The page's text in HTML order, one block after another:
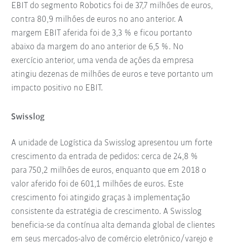
EBIT do segmento Robotics foi de 37,7 milhões de euros,
contra 80,9 milhões de euros no ano anterior. A
margem EBIT aferida foi de 3,3 % e ficou portanto
abaixo da margem do ano anterior de 6,5 %. No
exercício anterior, uma venda de ações da empresa
atingiu dezenas de milhões de euros e teve portanto um
impacto positivo no EBIT.
Swisslog
A unidade de Logística da Swisslog apresentou um forte
crescimento da entrada de pedidos: cerca de 24,8 %
para 750,2 milhões de euros, enquanto que em 2018 o
valor aferido foi de 601,1 milhões de euros. Este
crescimento foi atingido graças à implementação
consistente da estratégia de crescimento. A Swisslog
beneficia-se da contínua alta demanda global de clientes
em seus mercados-alvo de comércio eletrônico/varejo e